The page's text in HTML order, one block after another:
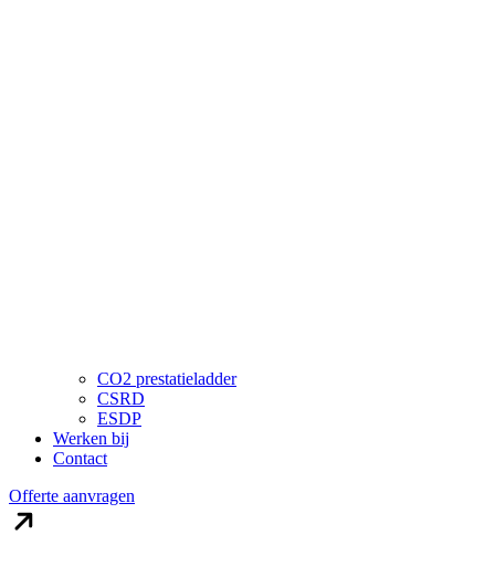
CO2 prestatieladder
CSRD
ESDP
Werken bij
Contact
Offerte aanvragen